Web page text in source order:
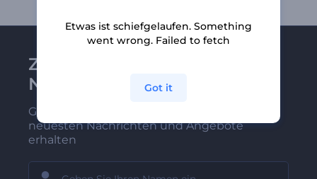
Zu Renderforest-
Newsletter anmelden
Gehören Sie zu den Ersten, die unsere
neuesten Nachrichten und Angebote
erhalten
Etwas ist schiefgelaufen. Something
went wrong. Failed to fetch
Got it